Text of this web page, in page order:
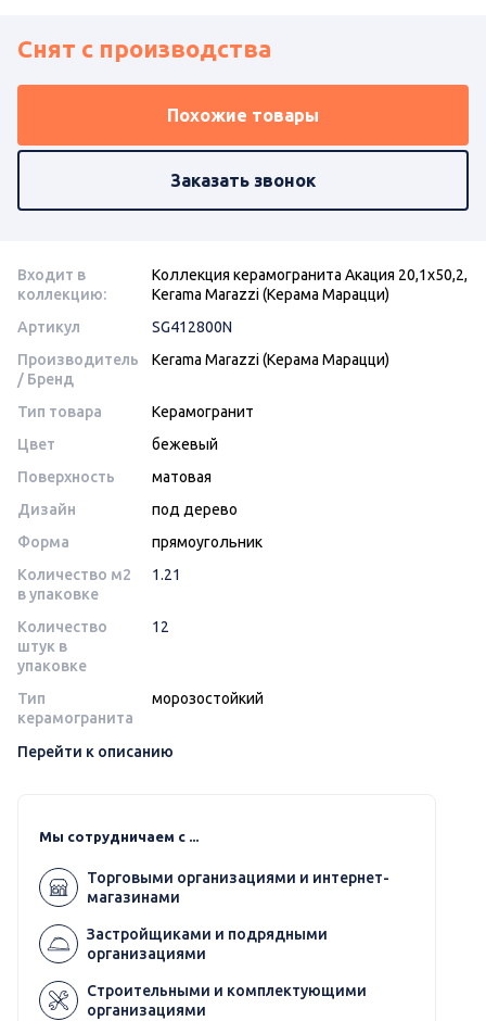
Снят с производства
Похожие товары
Заказать звонок
Входит в
коллекцию:
Коллекция керамогранита Акация 20,1х50,2,
Kerama Marazzi (Керама Марацци)
Артикул
SG412800N
Производитель
/ Бренд
Kerama Marazzi (Керама Марацци)
Тип товара
Керамогранит
Цвет
бежевый
Поверхность
матовая
Дизайн
под дерево
Форма
прямоугольник
Количество м2
в упаковке
1.21
Количество
штук в
упаковке
12
Тип
керамогранита
морозостойкий
Перейти к описанию
Мы сотрудничаем с ...
Торговыми организациями и интернет-
магазинами
Застройщиками и подрядными
организациями
Строительными и комплектующими
организациями